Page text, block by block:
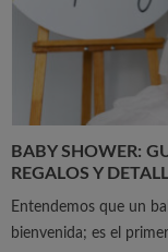
BABY SHOWER:
REGALOS Y
Entendemos que un
bienvenida; es el